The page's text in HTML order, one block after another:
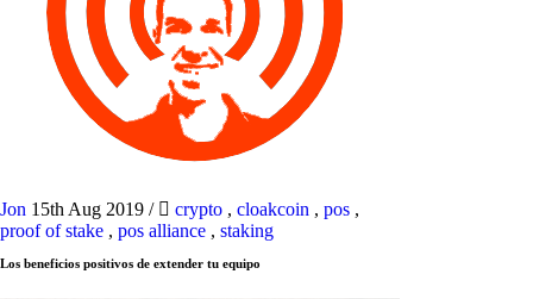
Jon 15th Aug 2019 / crypto , cloakcoin , pos ,
proof of stake , pos alliance , staking
Los beneficios positivos de extender tu equipo